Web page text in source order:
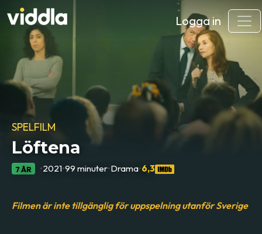
Logga in
SPELFILM
Löftena
7 ÅR •2021•99 minuter•Drama•6,3
Filmen är inte tillgänglig för uppspelning utanför Sverige